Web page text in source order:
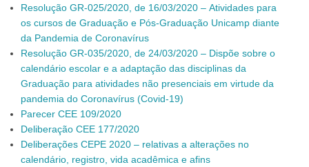
Resolução GR-025/2020, de 16/03/2020 – Atividades para
os cursos de Graduação e Pós-Graduação Unicamp diante
da Pandemia de Coronavírus
Resolução GR-035/2020, de 24/03/2020 – Dispõe sobre o
calendário escolar e a adaptação das disciplinas da
Graduação para atividades não presenciais em virtude da
pandemia do Coronavírus (Covid-19)
Parecer CEE 109/2020
Deliberação CEE 177/2020
Deliberações CEPE 2020 – relativas a alterações no
calendário, registro, vida acadêmica e afins